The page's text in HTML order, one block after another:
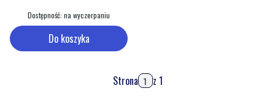
Do koszyka
Dostępność: na wyczerpaniu
Strona z 1